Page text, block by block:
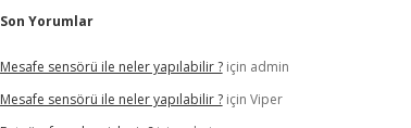
Son Yorumlar
Mesafe sensörü ile neler yapılabilir ?için admin
Mesafe sensörü ile neler yapılabilir ?için Viper